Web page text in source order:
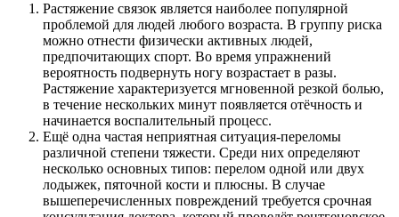
Растяжение связок является наиболее популярной
проблемой для людей любого возраста. В группу риска
можно отнести физически активных людей,
предпочитающих спорт. Во время упражнений
вероятность подвернуть ногу возрастает в разы.
Растяжение характеризуется мгновенной резкой болью,
в течение нескольких минут появляется отёчность и
начинается воспалительный процесс.
Ещё одна частая неприятная ситуация-переломы
различной степени тяжести. Среди них определяют
несколько основных типов: перелом одной или двух
лодыжек, пяточной кости и плюсны. В случае
вышеперечисленных повреждений требуется срочная